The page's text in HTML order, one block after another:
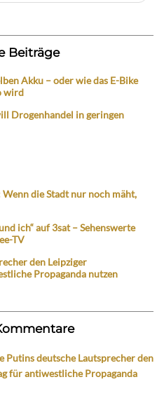
Beiträge
Akku – oder wie das E-Bike
wird
Drogenhandel in geringen
die Stadt nur noch mäht,
ich“ auf 3sat – Sehenswerte
TV
den Leipziger
Propaganda nutzen
Putins deutsche Lautsprecher den
für antiwestliche Propaganda